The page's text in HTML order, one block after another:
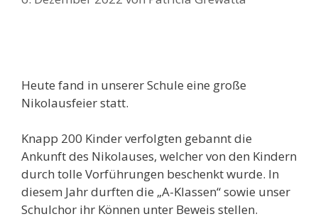
Heute fand in unserer Schule eine große
Nikolausfeier statt.
Knapp 200 Kinder verfolgten gebannt die
Ankunft des Nikolauses, welcher von den Kindern
durch tolle Vorführungen beschenkt wurde. In
diesem Jahr durften die „A-Klassen“ sowie unser
Schulchor ihr Können unter Beweis stellen.